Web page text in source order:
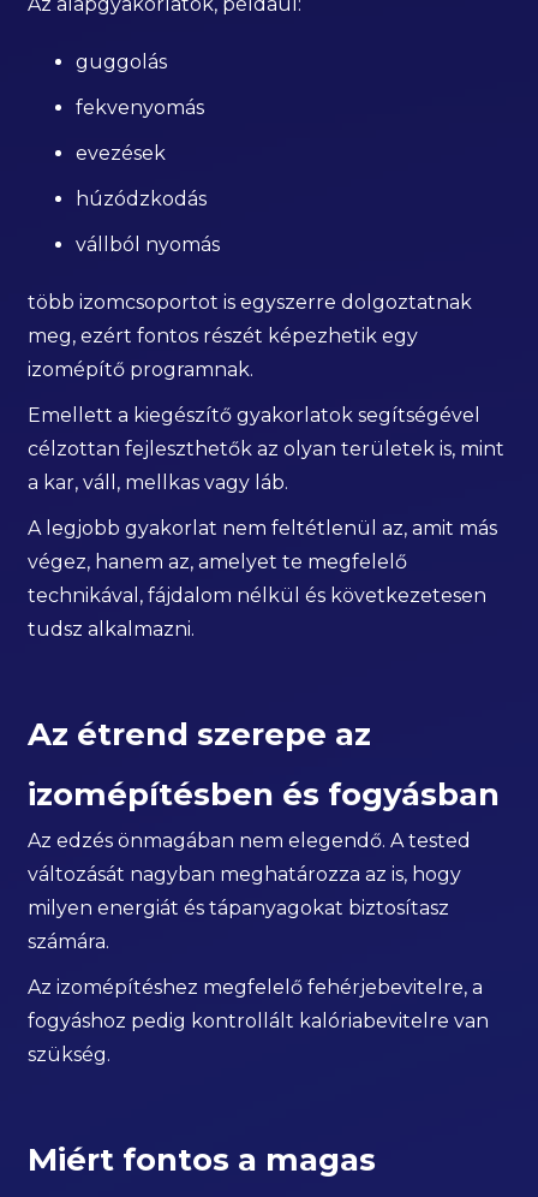
guggolás
fekvenyomás
evezések
húzódzkodás
vállból nyomás
több izomcsoportot is egyszerre dolgoztatnak
meg, ezért fontos részét képezhetik egy
izomépítő programnak.
Emellett a kiegészítő gyakorlatok segítségével
célzottan fejleszthetők az olyan területek is, mint
a kar, váll, mellkas vagy láb.
A legjobb gyakorlat nem feltétlenül az, amit más
végez, hanem az, amelyet te megfelelő
technikával, fájdalom nélkül és következetesen
tudsz alkalmazni.
Az étrend szerepe az
izomépítésben és fogyásban
Az edzés önmagában nem elegendő. A tested
változását nagyban meghatározza az is, hogy
milyen energiát és tápanyagokat biztosítasz
számára.
Az izomépítéshez megfelelő fehérjebevitelre, a
fogyáshoz pedig kontrollált kalóriabevitelre van
szükség.
Miért fontos a magas